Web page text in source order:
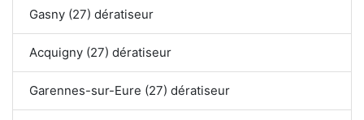
Gasny (27) dératiseur
Acquigny (27) dératiseur
Garennes-sur-Eure (27) dératiseur